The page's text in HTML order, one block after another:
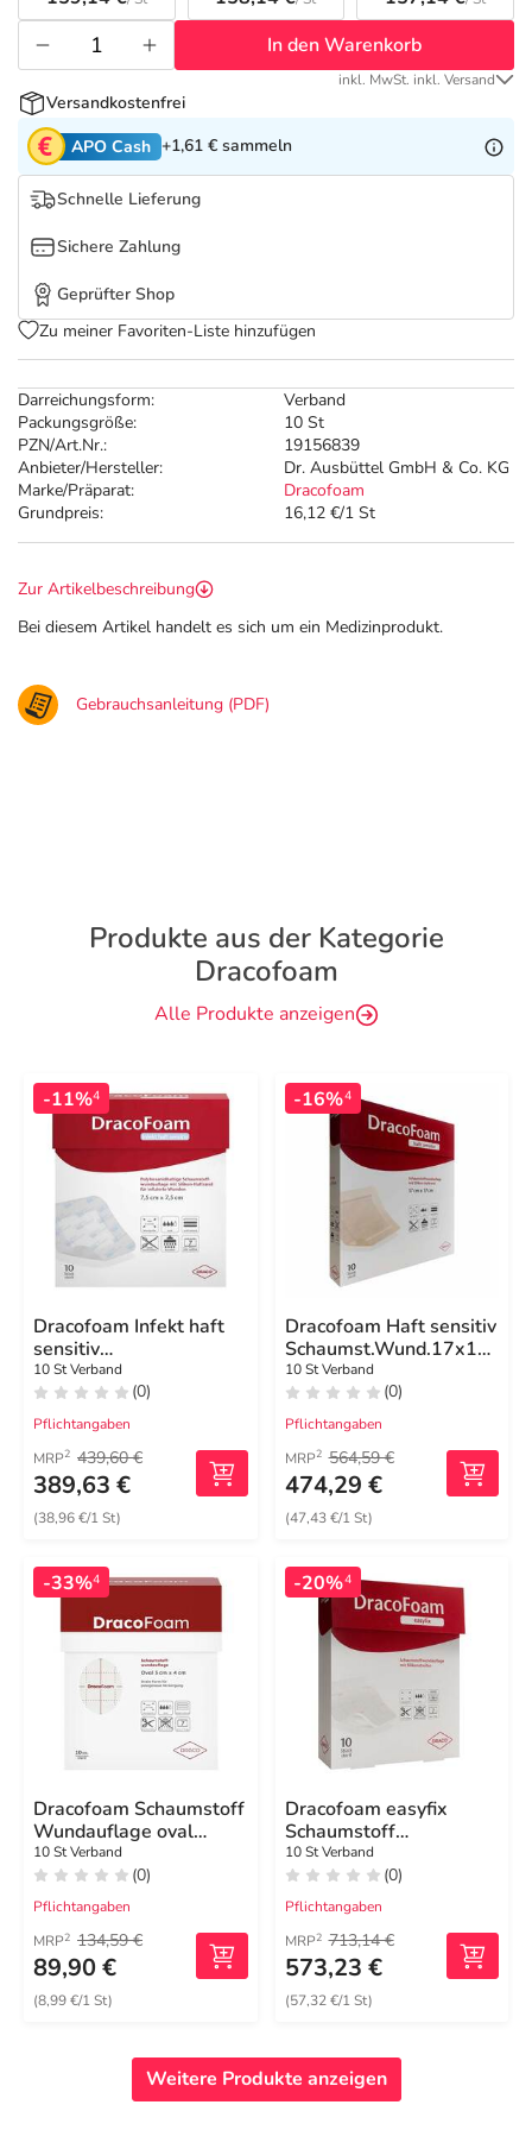
Tierapotheke
Vitamine & Mineralstoffe
Marken
Salus Deals
Darreichungsform:
Verband
Packungsgröße:
10 St
PZN/Art.Nr.:
19156839
Anbieter/Hersteller:
Dr. Ausbüttel GmbH & Co. KG
Marke/Präparat:
Dracofoam
Grundpreis:
16,12 €/1 St
In den Warenkorb
inkl. MwSt. inkl. Versand
Versandkostenfrei
APO Cash +1,61 € sammeln
Schnelle Lieferung
Sichere Zahlung
Geprüfter Shop
Zu meiner Favoriten-Liste hinzufügen
Zur Artikelbeschreibung
Bei diesem Artikel handelt es sich um ein Medizinprodukt.
Gebrauchsanleitung (PDF)
Produkte aus der Kategorie
Dracofoam
Alle Produkte anzeigen
-11%4
Dracofoam Infekt haft
sensitiv
Wundauf.12,5x12,5cm
10 St Verband
(0)
Pflichtangaben
MRP2 439,60 €
389,63 €
(38,96 €/1 St)
-16%4
Dracofoam Haft sensitiv
Schaumst.Wund.17x17
cm
10 St Verband
(0)
Pflichtangaben
MRP2 564,59 €
474,29 €
(47,43 €/1 St)
-33%4
Dracofoam Schaumstoff
Wundauflage oval
3x4cm
10 St Verband
(0)
Pflichtangaben
MRP2 134,59 €
89,90 €
(8,99 €/1 St)
-20%4
Dracofoam easyfix
Schaumstoff
Wundauflage 20x20 cm
10 St Verband
(0)
Pflichtangaben
MRP2 713,14 €
573,23 €
(57,32 €/1 St)
Weitere Produkte anzeigen